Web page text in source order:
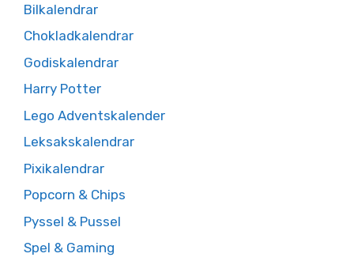
Bilkalendrar
Chokladkalendrar
Godiskalendrar
Harry Potter
Lego Adventskalender
Leksakskalendrar
Pixikalendrar
Popcorn & Chips
Pyssel & Pussel
Spel & Gaming